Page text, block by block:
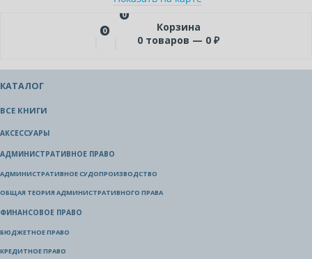
0
0
Корзина
0 товаров — 0 ₽
КАТАЛОГ
ВСЕ КНИГИ
АКСЕССУАРЫ
АДМИНИСТРАТИВНОЕ ПРАВО
АДМИНИСТРАТИВНОЕ СУДОПРОИЗВОДСТВО
ОБЩАЯ ТЕОРИЯ АДМИНИСТРАТИВНОГО ПРАВА
ФИНАНСОВОЕ ПРАВО
БЮДЖЕТНОЕ ПРАВО
КРЕДИТНОЕ ПРАВО